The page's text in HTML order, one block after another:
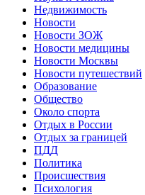
Недвижимость
Новости
Новости ЗОЖ
Новости медицины
Новости Москвы
Новости путешествий
Образование
Общество
Около спорта
Отдых в России
Отдых за границей
ПДД
Политика
Происшествия
Психология